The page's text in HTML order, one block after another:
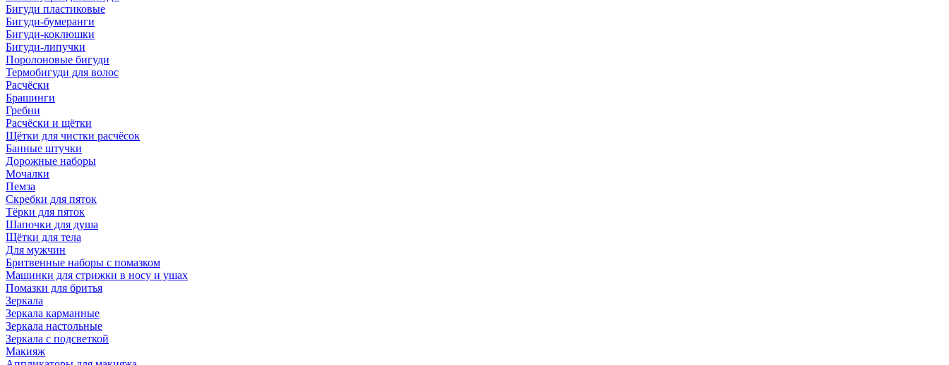
Бигуди пластиковые
Бигуди-бумеранги
Бигуди-коклюшки
Бигуди-липучки
Поролоновые бигуди
Термобигуди для волос
Расчёски
Брашинги
Гребни
Расчёски и щётки
Щётки для чистки расчёсок
Банные штучки
Дорожные наборы
Мочалки
Пемза
Скребки для пяток
Тёрки для пяток
Шапочки для душа
Щётки для тела
Для мужчин
Бритвенные наборы с помазком
Машинки для стрижки в носу и ушах
Помазки для бритья
Зеркала
Зеркала карманные
Зеркала настольные
Зеркала с подсветкой
Макияж